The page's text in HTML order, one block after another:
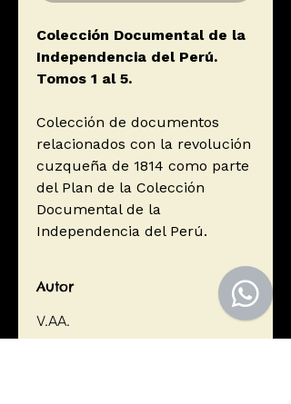
Colección Documental de la
Independencia del Perú.
Tomos 1 al 5.
Colección de documentos
relacionados con la revolución
cuzqueña de 1814 como parte
del Plan de la Colección
Documental de la
Independencia del Perú.
Autor
V.AA.